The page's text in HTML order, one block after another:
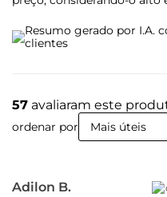
One, Motorola One
Razr, Moto G7 Plus, Moto
82, Motorola Edge 30,
Neo, Motorola Edge 30
Motorola Edge 30 Ultra,
Motorola edge 50 Ultra
Resumo gerado por I.A.
clientes
57 avaliaram este
ordenar por
Adilon B.